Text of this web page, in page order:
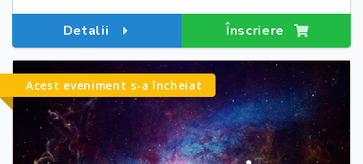
Detalii Înscriere
Acest eveniment s-a încheiat